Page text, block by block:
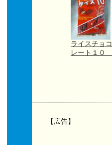
ライスチョコ
レート１０
【広告】